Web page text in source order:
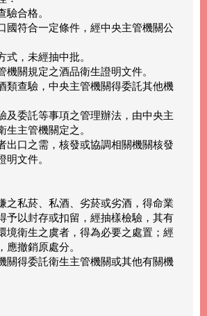
驗合格。
國符合一定條件，經中央主管機關公
式，未經抽中批。
機關規定之酒品衛生證明文件。
類查驗，中央主管機關得委託其他機
及委託等事項之管理辦法，由中央主
生主管機關定之。
出口之需，核發或協調相關機關核發
明文件。
之私菸、私酒、劣菸或劣酒，得命業
予以封存或扣留，經抽樣檢驗，其有
境衛生之虞者，得為必要之處置；經
應撤銷原處分。
關得委託衛生主管機關或其他有關機